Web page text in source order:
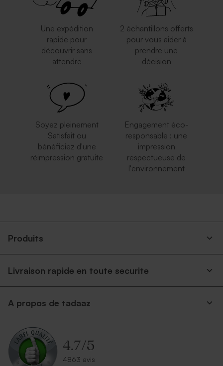
Une expédition
rapide pour
découvrir sans
attendre
2 échantillons offerts
pour vous aider à
prendre une
décision
Soyez pleinement
Satisfait ou
bénéficiez d'une
réimpression gratuite
Engagement éco-
responsable : une
impression
respectueuse de
l'environnement
Produits
Livraison rapide en toute securite
A propos de tadaaz
4.7/5
4863 avis